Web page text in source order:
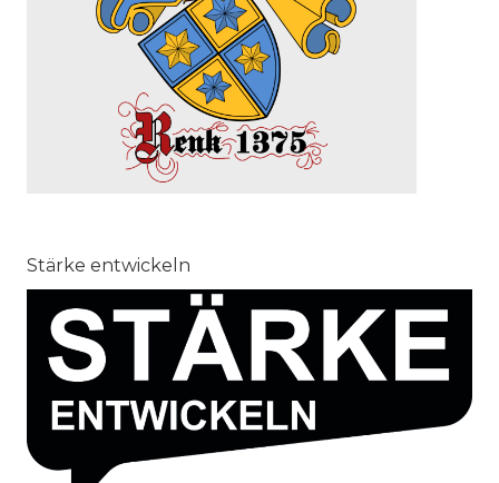
Stärke entwickeln